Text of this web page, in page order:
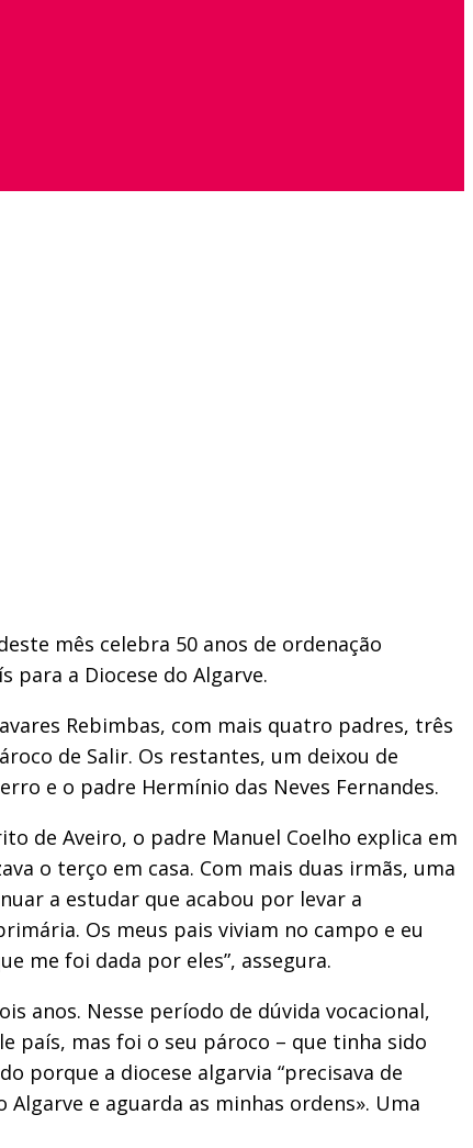
mês celebra 50 anos de ordenação
para a Diocese do Algarve.
Rebimbas, com mais quatro padres, três
de Salir. Os restantes, um deixou de
e o padre Hermínio das Neves Fernandes.
de Aveiro, o padre Manuel Coelho explica em
o terço em casa. Com mais duas irmãs, uma
a estudar que acabou por levar a
Os meus pais viviam no campo e eu
me foi dada por eles”, assegura.
anos. Nesse período de dúvida vocacional,
país, mas foi o seu pároco – que tinha sido
porque a diocese algarvia “precisava de
e aguarda as minhas ordens». Uma